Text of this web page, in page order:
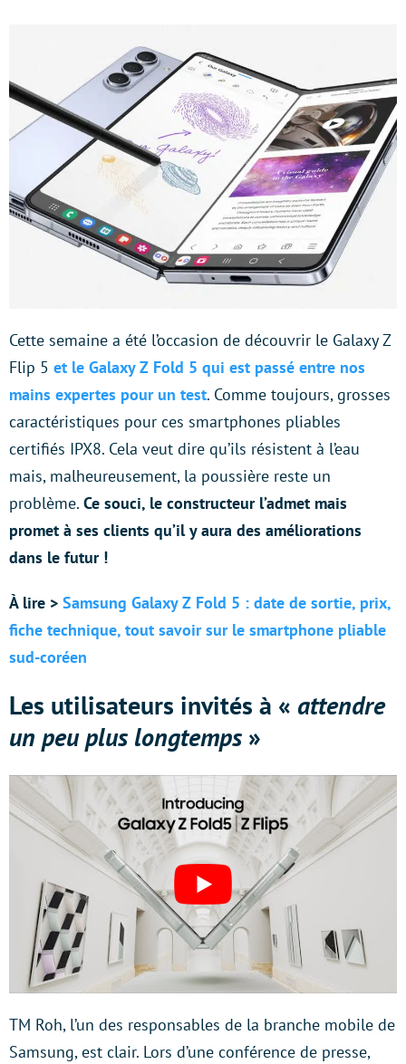
Cette semaine a été l’occasion de découvrir le Galaxy Z
Flip 5 et le Galaxy Z Fold 5 qui est passé entre nos
mains expertes pour un test. Comme toujours, grosses
caractéristiques pour ces smartphones pliables
certifiés IPX8. Cela veut dire qu’ils résistent à l’eau
mais, malheureusement, la poussière reste un
problème. Ce souci, le constructeur l’admet mais
promet à ses clients qu’il y aura des améliorations
dans le futur !
À lire > Samsung Galaxy Z Fold 5 : date de sortie, prix,
fiche technique, tout savoir sur le smartphone pliable
sud-coréen
Les utilisateurs invités à « attendre
un peu plus longtemps »
TM Roh, l’un des responsables de la branche mobile de
Samsung, est clair. Lors d’une conférence de presse,